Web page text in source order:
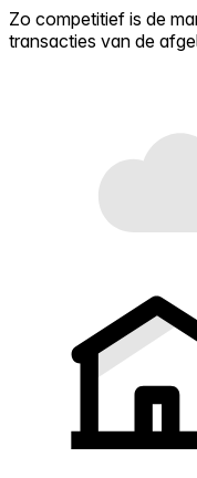
Zo competitief is de
transacties van de